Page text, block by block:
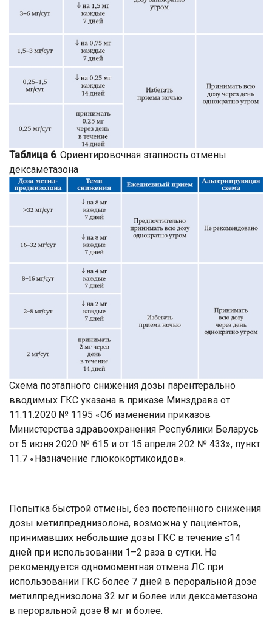
Таблица 6. Ориентировочная этапность отмены
дексаметазона
Схема поэтапного снижения дозы парентерально
вводимых ГКС указана в приказе Минздрава от
11.11.2020 № 1195 «Об изменении приказов
Министерства здравоохранения Республики Беларусь
от 5 июня 2020 № 615 и от 15 апреля 202 № 433», пункт
11.7 «Назначение глюкокортикоидов».
Попытка быстрой отмены, без постепенного снижения
дозы метилпреднизолона, возможна у пациентов,
принимавших небольшие дозы ГКС в течение ≤14
дней при использовании 1–2 раза в сутки. Не
рекомендуется одномоментная отмена ЛС при
использовании ГКС более 7 дней в пероральной дозе
метилпреднизолона 32 мг и более или дексаметазона
в пероральной дозе 8 мг и более.